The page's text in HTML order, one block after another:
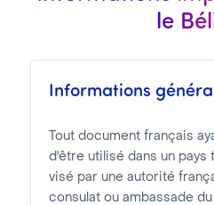
le
Informations
Tout document français
d'être utilisé dans un
visé par une autorité
consulat ou ambassade